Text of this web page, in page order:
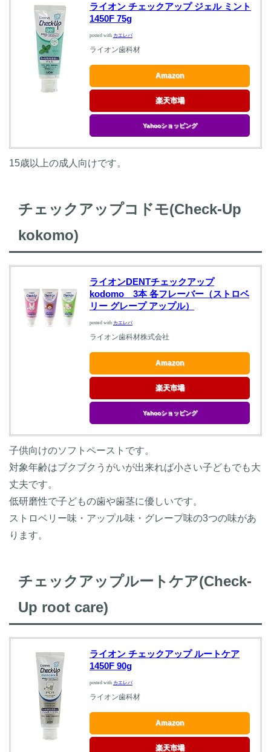
ライオン チェックアップ ジェル ミント
1450F 75g
posted with カエレバ
ライオン歯科材
Amazon
楽天市場
Yahooショッピング
15歳以上の成人向けです。
チェックアップコドモ(Check-Up
kokomo)
ライオンDENTチェックアップ
kodomo 3本 各フレーバー（ストロベ
リー グレープ アップル）
posted with カエレバ
ライオン歯科材株式会社
Amazon
楽天市場
Yahooショッピング
子供向けのソフトペーストです。
対象年齢はブクブクうがいが出来れば小さい子どもでも大
丈夫です。
低研磨性で子どもの歯や歯茎に優しいです。
ストロベリー味・アップル味・グレープ味の3つの味があ
ります。
チェックアップルートケア(Check-
Up root care)
ライオン チェックアップ ルートケア
1450F 90g
posted with カエレバ
ライオン歯科材
Amazon
楽天市場